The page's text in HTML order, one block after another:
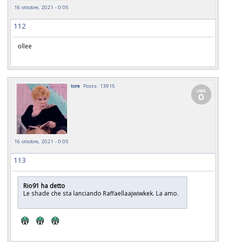
16 ottobre, 2021 - 0:05
112
ollee
tore Posts: 13915
16 ottobre, 2021 - 0:05
113
Rio91 ha detto
Le shade che sta lanciando Raffaellaajwiwkek. La amo.